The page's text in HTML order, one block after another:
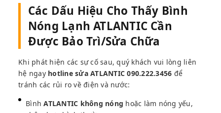
Các Dấu Hiệu Cho Thấy Bình
Nóng Lạnh ATLANTIC Cần
Được Bảo Trì/Sửa Chữa
Khi phát hiện các sự cố sau, quý khách vui lòng liên
hệ ngay hotline sửa ATLANTIC090.222.3456 để
tránh các rủi ro về điện và nước:
BìnhATLANTIC không nóng hoặc làm nóng yếu,